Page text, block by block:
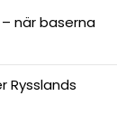
när baserna
Rysslands